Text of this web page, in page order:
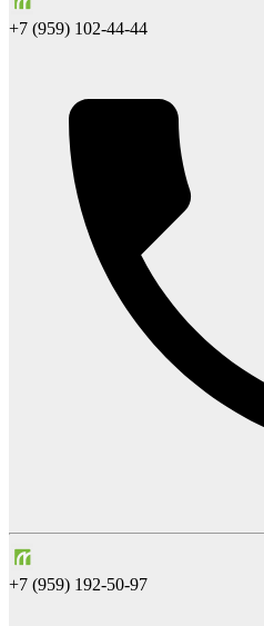
+7 (959) 102-44-44
+7 (959) 192-50-97